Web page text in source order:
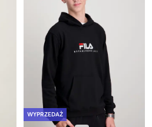
WYPRZEDAŻ